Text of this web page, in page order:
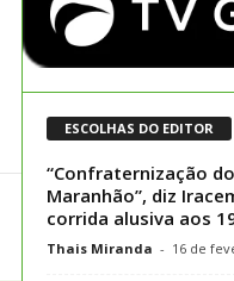
ESCOLHAS DO EDITOR
“Confraternização
Maranhão”, diz
corrida alusiva aos
Thais Miranda - 16 de